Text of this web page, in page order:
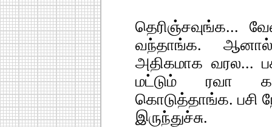
தெரிஞ்சவுங்க...
வந்தாங்க. ஆனால்
அதிகமாக வரல...
மட்டும் ரவா
கொடுத்தாங்க. பசி
இருந்துச்சு.